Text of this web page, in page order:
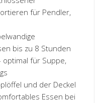
für Pendler,
bis zu 8 Stunden
für Suppe,
und der Deckel
Essen bei